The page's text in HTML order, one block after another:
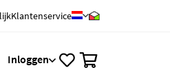
Klantenservice
Inloggen